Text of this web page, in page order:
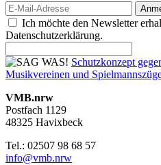
Ich möchte den Newsletter
Datenschutzerklärung.
Schutzkonzept
Musikvereinen und
VMB.nrw
Postfach 1129
48325 Havixbeck
Tel.: 02507 98 68 57
info@vmb.nrw